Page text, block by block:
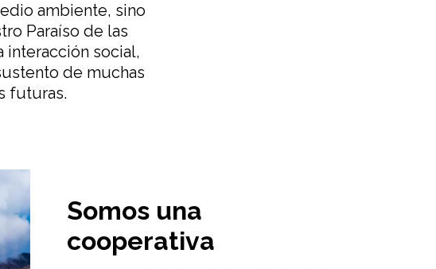
ambiente, sino
Paraíso de las
interacción social,
de muchas
futuras.
Somos una
cooperativa